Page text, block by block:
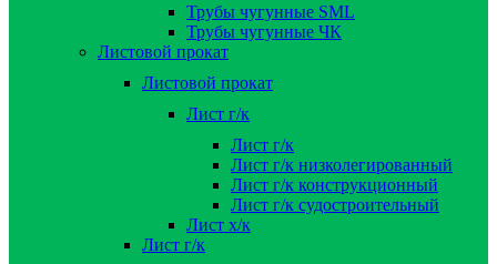
Трубы чугунные SML
Трубы чугунные ЧК
Листовой прокат
Листовой прокат
Лист г/к
Лист г/к
Лист г/к низколегированный
Лист г/к конструкционный
Лист г/к судостроительный
Лист х/к
Лист г/к